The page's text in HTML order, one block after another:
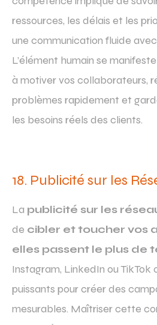
ressources, les délais et les
une communication fluide
L’élément humain se
à motiver vos collaborateurs,
problèmes rapidement et
les besoins réels des clients.
18. Publicité sur les
La publicité sur les
de cibler et toucher vos
elles passent le plus de
Instagram, LinkedIn ou TikTok
puissants pour créer des
mesurables. Maîtriser cette